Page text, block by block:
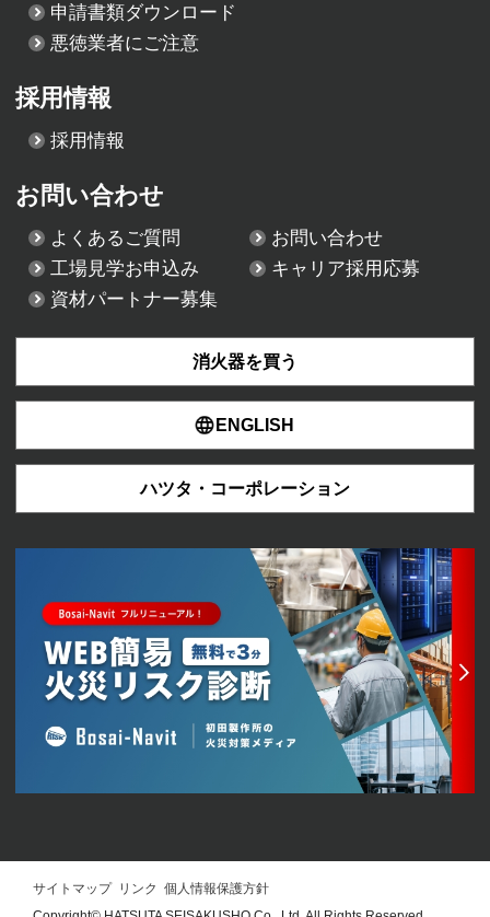
申請書類ダウンロード
悪徳業者にご注意
採用情報
採用情報
お問い合わせ
よくあるご質問
お問い合わせ
工場見学お申込み
キャリア採用応募
資材パートナー募集
消火器を買う
ENGLISH
ハツタ・コーポレーション
サイトマップ リンク 個人情報保護方針